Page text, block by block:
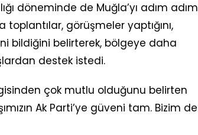
döneminde de Muğla’yı adım adım
görüşmeler yaptığını,
bildiğini belirterek, bölgeye daha
destek istedi.
çok mutlu olduğunu belirten
Ak Parti’ye güveni tam. Bizim de